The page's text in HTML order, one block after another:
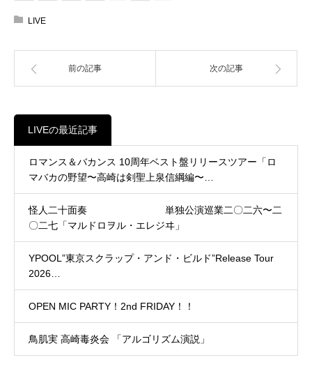
LIVE
前の記事 次の記事
LIVEの最近記事
ロマンス＆バカンス 10周年ベスト盤リリースツアー「ロ
マバカの野望〜高崎は剣聖上泉信綱編〜…
怪人二十面奏 単独公演巡業二〇二六〜二
〇二七「マルドロヲル・エレジヰ」
YPOOL”東京スクラップ・アンド・ビルド”Release Tour
2026…
OPEN MIC PARTY！2nd FRIDAY！！
鳥肌実 高崎毒炎会 「アルゴリズム演説」